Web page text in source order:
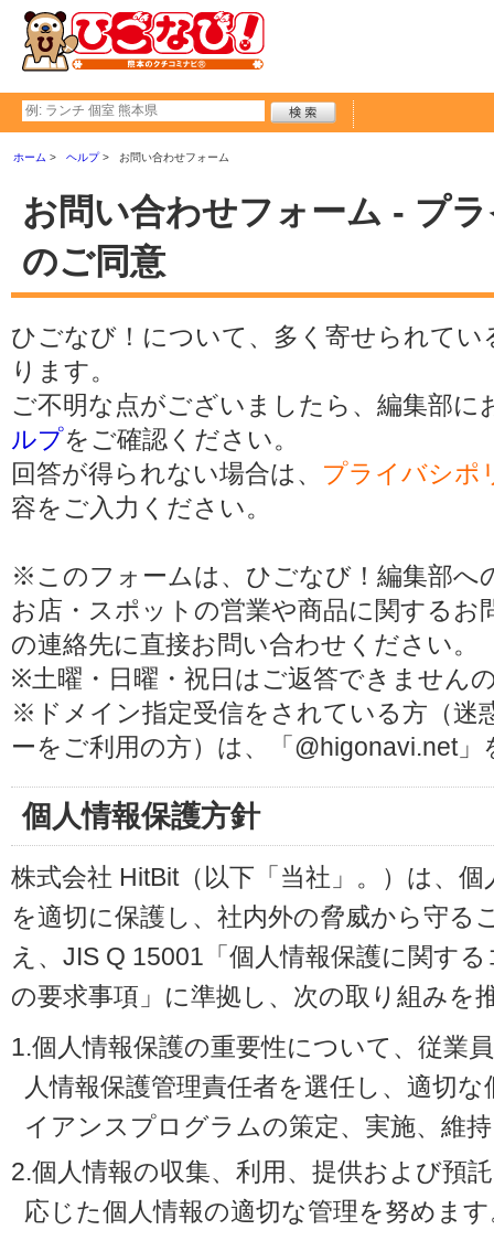
ホーム ヘルプ お問い合わせフォーム
お問い合わせフォーム - プ
のご同意
ひごなび！について、多く寄せられてい
ります。
ご不明な点がございましたら、編集部
ルプをご確認ください。
回答が得られない場合は、 プライバシポ
容をご入力ください。
※このフォームは、ひごなび！編集部へ
お店・スポットの営業や商品に関する
の連絡先に直接お問い合わせください。
※土曜・日曜・祝日はご返答できません
※ドメイン指定受信をされている方（迷
ーをご利用の方）は、「@higonavi.net
個人情報保護方針
株式会社 HitBit（以下「当社」。）は、
を適切に保護し、社内外の脅威から守る
え、JIS Q 15001「個人情報保護に関す
の要求事項」に準拠し、次の取り組みを
1.個人情報保護の重要性について、従業
人情報保護管理責任者を選任し、適切
イアンスプログラムの策定、実施、維
2.個人情報の収集、利用、提供および預
応じた個人情報の適切な管理を努めま